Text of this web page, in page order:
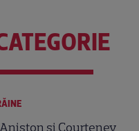
și Courteney